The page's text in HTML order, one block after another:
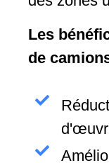
Les
de